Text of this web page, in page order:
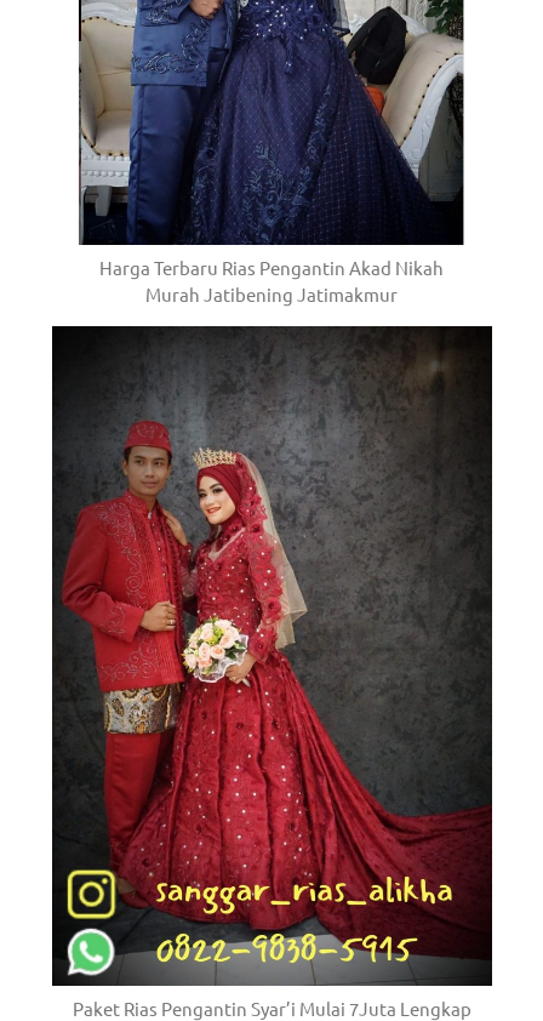
Harga Terbaru Rias Pengantin Akad Nikah
Murah Jatibening Jatimakmur
Paket Rias Pengantin Syar’i Mulai 7Juta Lengkap